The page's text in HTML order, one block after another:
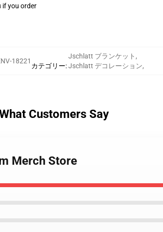
if you order
18221
カテゴリー:
Jschlatt ブランケット ,
Jschlatt デコレーション,
Customers Say
Merch Store